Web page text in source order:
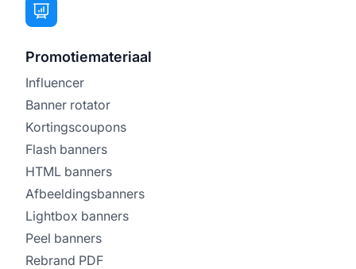
Promotiemateriaal
Influencer
Banner rotator
Kortingscoupons
Flash banners
HTML banners
Afbeeldingsbanners
Lightbox banners
Peel banners
Rebrand PDF